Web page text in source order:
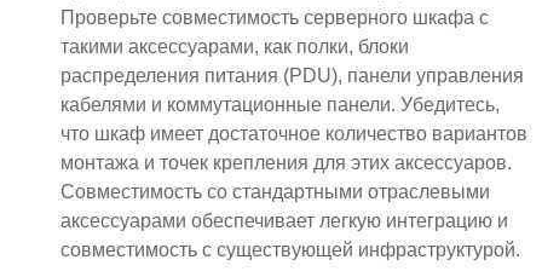
Проверьте совместимость серверного шкафа с
такими аксессуарами, как полки, блоки
распределения питания (PDU), панели управления
кабелями и коммутационные панели. Убедитесь,
что шкаф имеет достаточное количество вариантов
монтажа и точек крепления для этих аксессуаров.
Совместимость со стандартными отраслевыми
аксессуарами обеспечивает легкую интеграцию и
совместимость с существующей инфраструктурой.